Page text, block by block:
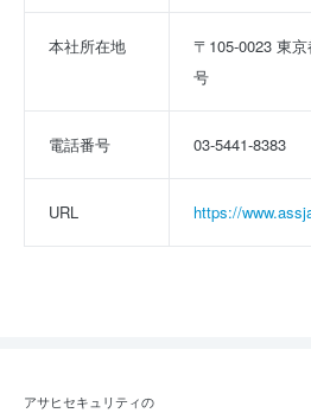
本社所在地
〒105-0023 東
号
電話番号 03-5441-8383
URL https://
アサヒセキュリティの